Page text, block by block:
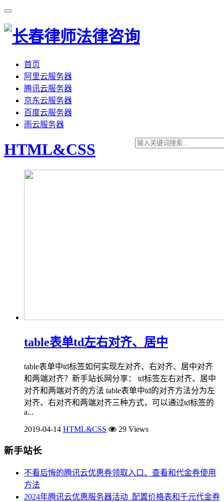
首页
阿里云服务器
腾讯云服务器
京东云服务器
百度云服务器
雨云服务器
HTML&CSS
table表单td左右对齐、居中
table表单中td标签如何实现左对齐、右对齐、居中对齐
和两端对齐？新手站长网分享： td标签左右对齐、居中
对齐和两端对齐的方法 table表单中td的对齐方法分为左
对齐、右对齐和两端对齐三种方式，可以通过td标签的
a...
2019-04-14 HTML&CSS 29 Views
新手站长
不看后悔的腾讯云优惠券领取入口、查看和代金券使用
方法
2024年腾讯云优惠服务器活动_配置价格表和千元代金券